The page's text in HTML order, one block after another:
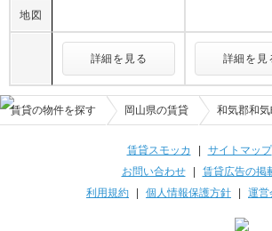
地図
詳細を見る 詳細を見
賃貸の物件を探す 岡山県の賃貸 和気郡和
賃貸スモッカ | サイトマップ
お問い合わせ| 賃貸広告の掲
利用規約 | 個人情報保護方針 | 運営